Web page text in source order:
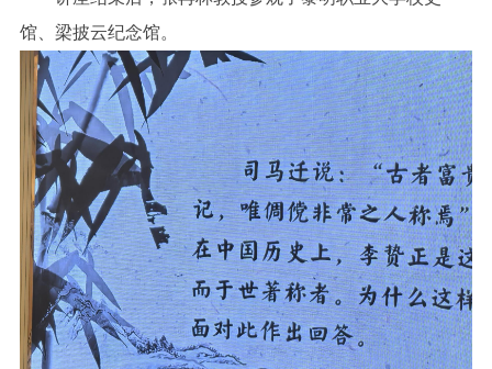
馆、梁披云纪念馆。